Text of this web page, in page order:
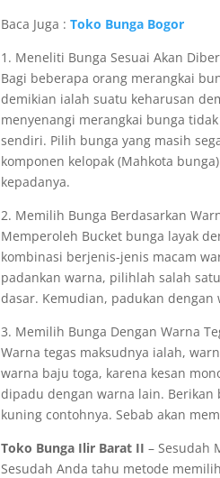
Baca Juga :Toko Bunga Bogor
1. Meneliti Bunga Sesuai Akan
Bagi beberapa orang merangkai
demikian ialah suatu keharusan
menyenangi merangkai bunga
sendiri. Pilih bunga yang masih
komponen kelopak (Mahkota
kepadanya.
2. Memilih Bunga Berdasarkan
Memperoleh Bucket bunga layak
kombinasi berjenis-jenis macam
padankan warna, pilihlah salah
dasar. Kemudian, padukan
3. Memilih Bunga Dengan Warna
Warna tegas maksudnya ialah,
warna baju toga, karena kesan
dipadu dengan warna lain.
kuning contohnya. Sebab akan
Toko Bunga Ilir Barat II – Sesudah
Sesudah Anda tahu metode